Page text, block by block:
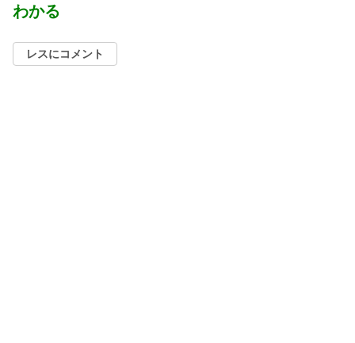
わかる
レスにコメント